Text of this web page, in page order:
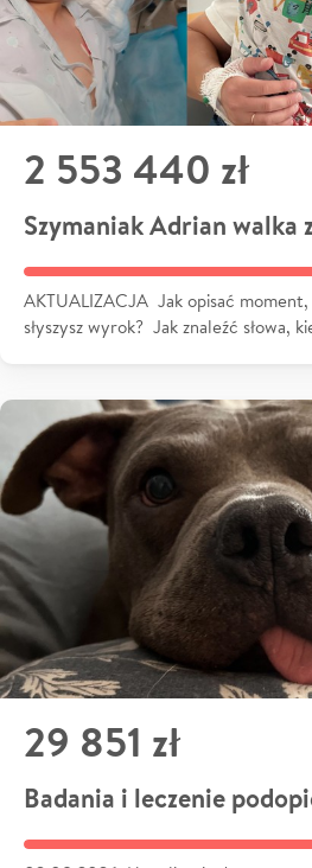
2 553 440 zł
Szymaniak Adrian walka
AKTUALIZACJA Jak opisać
słyszysz wyrok? Jak znaleźć słowa,
29 851 zł
Badania i leczenie